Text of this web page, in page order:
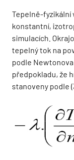
Tepelně-fyzikální
konstantní,
simulacích.
tepelný tok na
podle Newtonova
předpokladu, že
stanoveny podle